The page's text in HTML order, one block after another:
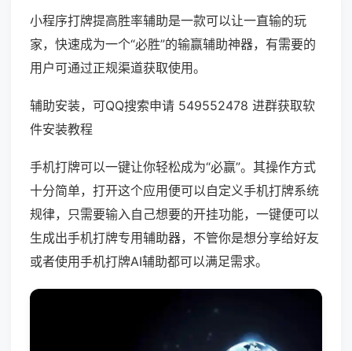
小程序打牌提高胜率辅助是一款可以让一直输的玩
家，快速成为一个“必胜”的输赢辅助神器，有需要的
用户可通过正规渠道获取使用。
辅助安装，可QQ搜索申请 549552478 进群获取软
件安装教程
手机打牌可以一键让你轻松成为“必赢”。其操作方式
十分简单，打开这个应用便可以自定义手机打牌系统
规律，只需要输入自己想要的开挂功能，一键便可以
生成出手机打牌专用辅助器，不管你是想分享给好友
或者使用手机打牌AI辅助都可以满足需求。